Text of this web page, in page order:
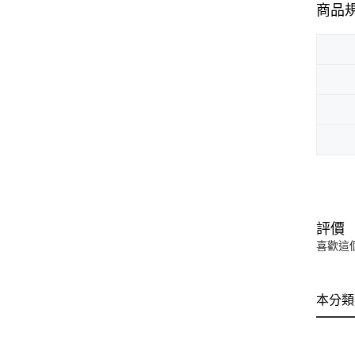
商品
評價
喜歡這
本分